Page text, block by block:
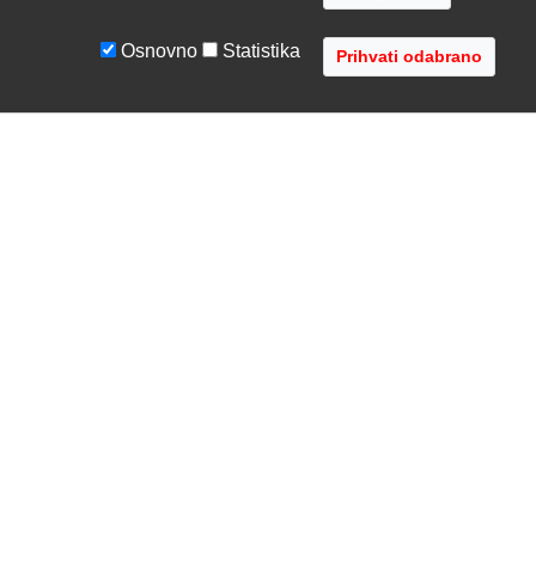
Osnovno Statistika